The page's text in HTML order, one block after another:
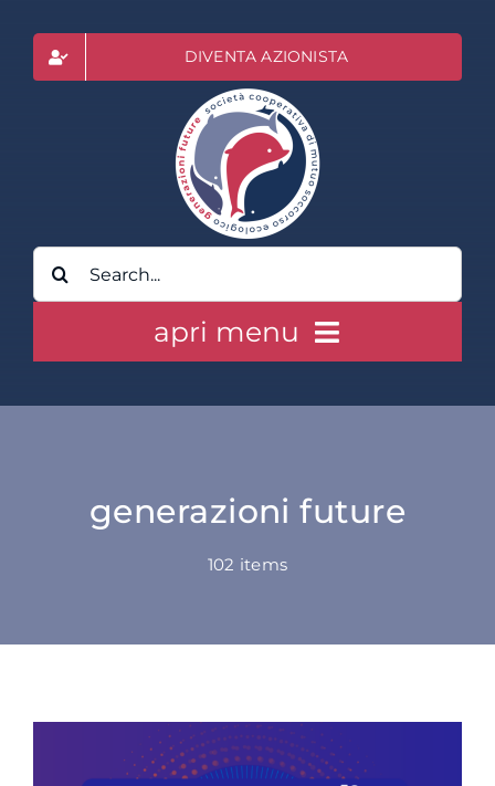
contenuto
DIVENTA AZIONISTA
Cerca
per:
apri menu
NEWS
generazioni future
102 items